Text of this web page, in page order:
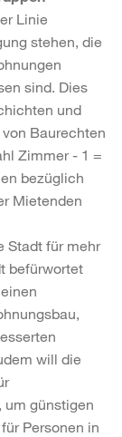
Linie
stehen, die
sind. Dies
und
Baurechten
Zimmer - 1 =
bezüglich
Mietenden
Stadt für mehr
befürwortet
will die
um günstigen
Personen in